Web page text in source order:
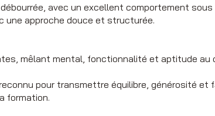
avec un excellent comportement
une approche douce et structurée.
mêlant mental, fonctionnalité et aptitude au
reconnu pour transmettre équilibre, générosité et
formation.